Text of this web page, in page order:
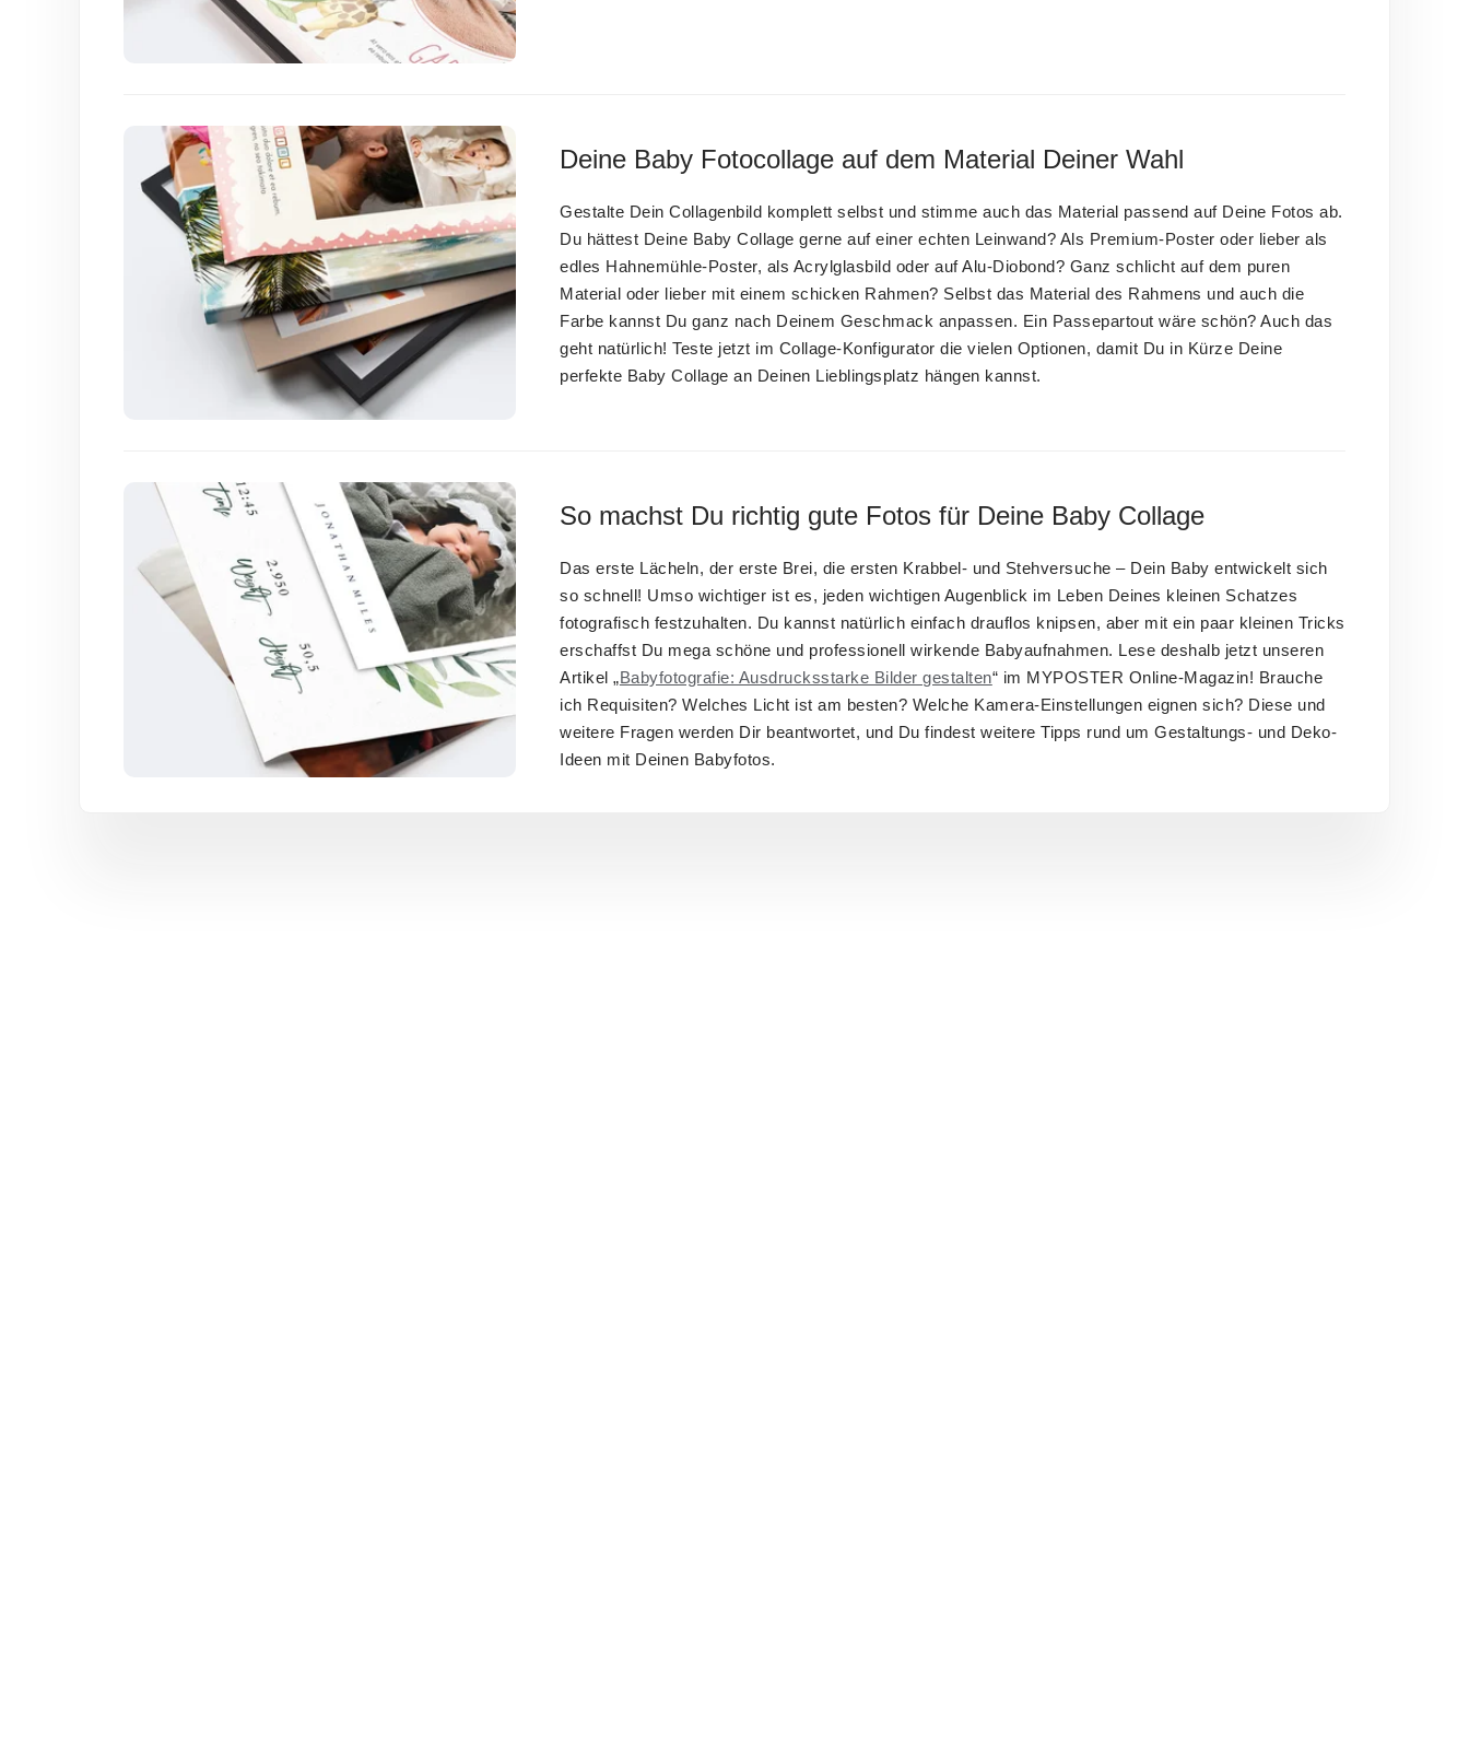
Deine Baby Fotocollage auf dem Material Deiner Wahl
Gestalte Dein Collagenbild komplett selbst und stimme auch das Material passend auf Deine Fotos ab.
Du hättest Deine Baby Collage gerne auf einer echten Leinwand? Als Premium-Poster oder lieber als
edles Hahnemühle-Poster, als Acrylglasbild oder auf Alu-Diobond? Ganz schlicht auf dem puren
Material oder lieber mit einem schicken Rahmen? Selbst das Material des Rahmens und auch die
Farbe kannst Du ganz nach Deinem Geschmack anpassen. Ein Passepartout wäre schön? Auch das
geht natürlich! Teste jetzt im Collage-Konfigurator die vielen Optionen, damit Du in Kürze Deine
perfekte Baby Collage an Deinen Lieblingsplatz hängen kannst.
So machst Du richtig gute Fotos für Deine Baby Collage
Das erste Lächeln, der erste Brei, die ersten Krabbel- und Stehversuche – Dein Baby entwickelt sich
so schnell! Umso wichtiger ist es, jeden wichtigen Augenblick im Leben Deines kleinen Schatzes
fotografisch festzuhalten. Du kannst natürlich einfach drauflos knipsen, aber mit ein paar kleinen Tricks
erschaffst Du mega schöne und professionell wirkende Babyaufnahmen. Lese deshalb jetzt unseren
Artikel „Babyfotografie: Ausdrucksstarke Bilder gestalten“ im MYPOSTER Online-Magazin! Brauche
ich Requisiten? Welches Licht ist am besten? Welche Kamera-Einstellungen eignen sich? Diese und
weitere Fragen werden Dir beantwortet, und Du findest weitere Tipps rund um Gestaltungs- und Deko-
Ideen mit Deinen Babyfotos.